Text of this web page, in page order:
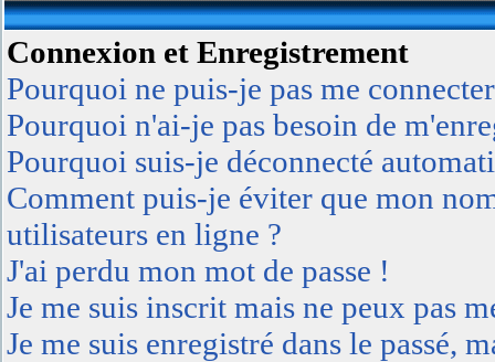
Connexion et Enregistrement
Pourquoi ne puis-je pas me
Pourquoi n'ai-je pas besoin de
Pourquoi suis-je déconnecté
Comment puis-je éviter que mon
utilisateurs en ligne ?
J'ai perdu mon mot de passe !
Je me suis inscrit mais ne peux pas
Je me suis enregistré dans le passé,